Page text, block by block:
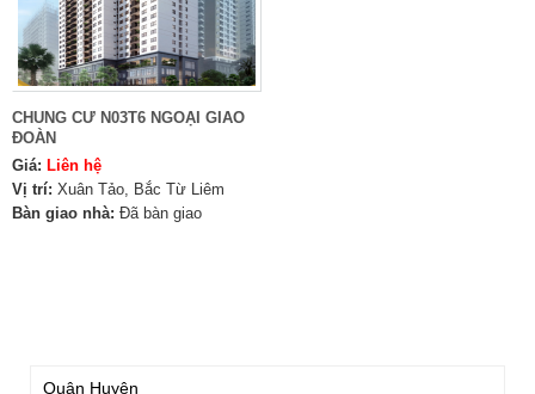
CHUNG CƯ N03T6 NGOẠI GIAO
ĐOÀN
Giá: Liên hệ
Vị trí: Xuân Tảo, Bắc Từ Liêm
Bàn giao nhà: Đã bàn giao